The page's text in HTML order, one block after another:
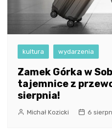
kultura wydarzenia
Zamek Górka w
tajemnice z
sierpnia!
Michał Kozicki 6